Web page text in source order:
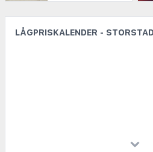
LÅGPRISKALENDER - STORSTAD